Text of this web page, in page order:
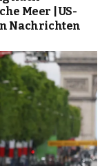
Meer | US-
Nachrichten